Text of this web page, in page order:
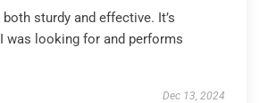
sturdy and effective. It’s
was looking for and performs
Dec 13, 2024